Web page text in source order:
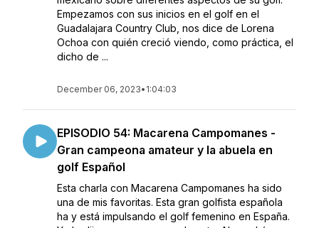
Empezamos con sus inicios en el golf en el
Guadalajara Country Club, nos dice de Lorena
Ochoa con quién creció viendo, como práctica, el
dicho de ...
December 06, 2023• 1:04:03
EPISODIO 54: Macarena Campomanes -
Gran campeona amateur y la abuela en
golf Español
Esta charla con Macarena Campomanes ha sido
una de mis favoritas. Esta gran golfista española
ha y está impulsando el golf femenino en España.